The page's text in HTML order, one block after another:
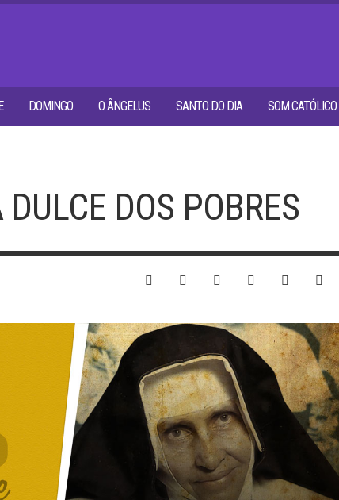
DOMINGO O ÂNGELUS SANTO DO DIA SOM CATÓLICO
DOS POBRES